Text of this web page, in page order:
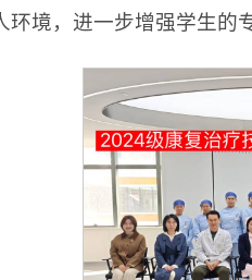
环境，进一步增强学生的